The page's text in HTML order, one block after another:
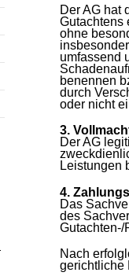
Der AG hat
Gutachtens
ohne
umfassend
benennen
durch
oder nicht
3.
Der AG
Leistungen
4.
Das
des
Gutachten-/
Nach
gerichtliche